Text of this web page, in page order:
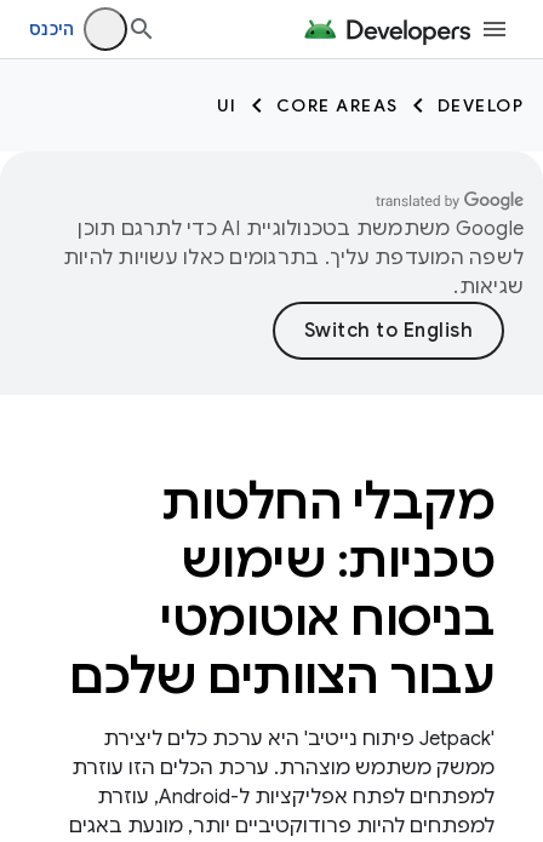
היכנס
DEVELOP
CORE AREAS
UI
‫Google משתמשת בטכנולוגיית AI כדי לתרגם תוכן
לשפה המועדפת עליך. בתרגומים כאלו עשויות להיות
שגיאות.
מקבלי החלטות
טכניות: שימוש
בניסוח אוטומטי
עבור הצוותים שלכם
'Jetpack פיתוח נייטיב' היא ערכת כלים ליצירת
ממשק משתמש מוצהרת. ערכת הכלים הזו עוזרת
למפתחים לפתח אפליקציות ל-Android, עוזרת
למפתחים להיות פרודוקטיביים יותר, מונעת באגים